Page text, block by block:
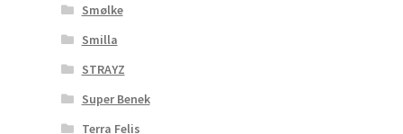
Smølke
Smilla
STRAYZ
Super Benek
Terra Felis